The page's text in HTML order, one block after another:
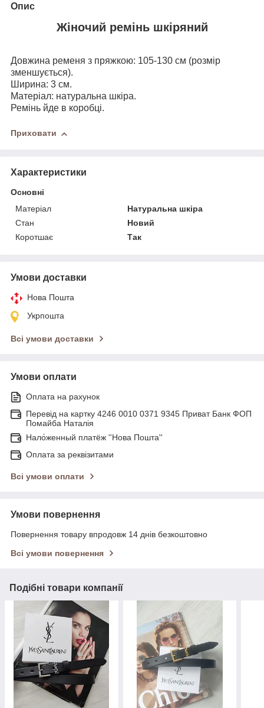
Опис
Жіночий ремінь шкіряний
Довжина ременя з пряжкою: 105-130 см (розмір
зменшується).
Ширина: 3 см.
Матеріал: натуральна шкіра.
Ремінь йде в коробці.
Приховати
Характеристики
Основні
Матеріал
Натуральна шкіра
Стан
Новий
Коротшає
Так
Умови доставки
Нова Пошта
Укрпошта
Всі умови доставки
Умови оплати
Оплата на рахунок
Перевід на картку 4246 0010 0371 9345 Приват Банк ФОП
Помайба Наталія
Нало́женный платёж ''Нова Пошта''
Оплата за реквізитами
Всі умови оплати
Умови повернення
Повернення товару впродовж 14 днів безкоштовно
Всі умови повернення
Подібні товари компанії